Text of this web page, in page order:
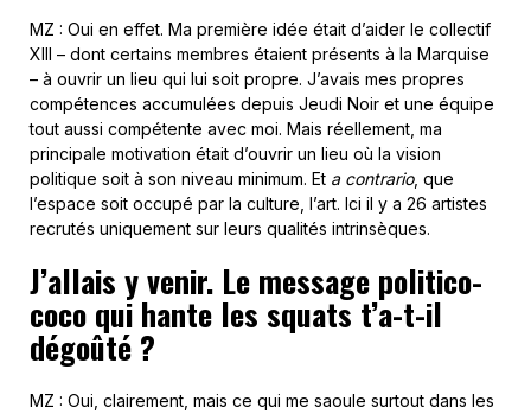
MZ : Oui en effet. Ma première idée était d’aider le collectif
XIII – dont certains membres étaient présents à la Marquise
– à ouvrir un lieu qui lui soit propre. J’avais mes propres
compétences accumulées depuis Jeudi Noir et une équipe
tout aussi compétente avec moi. Mais réellement, ma
principale motivation était d’ouvrir un lieu où la vision
politique soit à son niveau minimum. Et a contrario, que
l’espace soit occupé par la culture, l’art. Ici il y a 26 artistes
recrutés uniquement sur leurs qualités intrinsèques.
J’allais y venir. Le message politico-
coco qui hante les squats t’a-t-il
dégoûté ?
MZ : Oui, clairement, mais ce qui me saoule surtout dans les